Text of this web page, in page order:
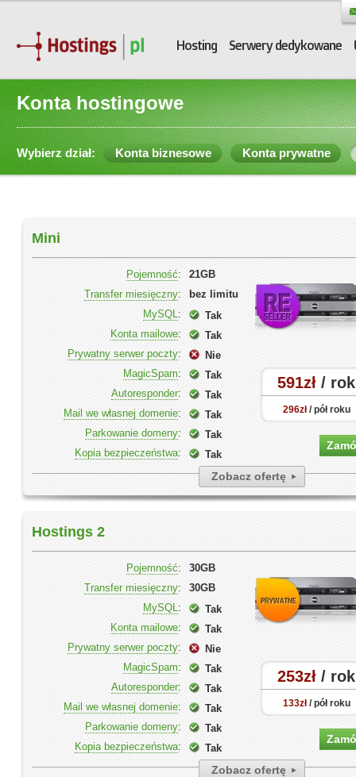
Hosting Serwery dedykowane
Konta hostingowe
Wybierz dział: Konta biznesowe Konta prywatne
Mini
Pojemność:
21GB
Transfer miesięczny:
bez limitu
MySQL:
Tak
Konta mailowe:
Tak
Prywatny serwer poczty:
Nie
MagicSpam:
Tak
Autoresponder:
Tak
Mail we własnej domenie:
Tak
Parkowanie domeny:
Tak
Kopia bezpieczeństwa: Tak
591zł / rok
296zł/ pół roku
Zobacz ofertę
Hostings 2
Pojemność:
30GB
Transfer miesięczny:
30GB
MySQL:
Tak
Konta mailowe:
Tak
Prywatny serwer poczty:
Nie
MagicSpam:
Tak
Autoresponder:
Tak
Mail we własnej domenie:
Tak
Parkowanie domeny:
Tak
Kopia bezpieczeństwa: Tak
253zł / rok
133zł/ pół roku
Zobacz ofertę